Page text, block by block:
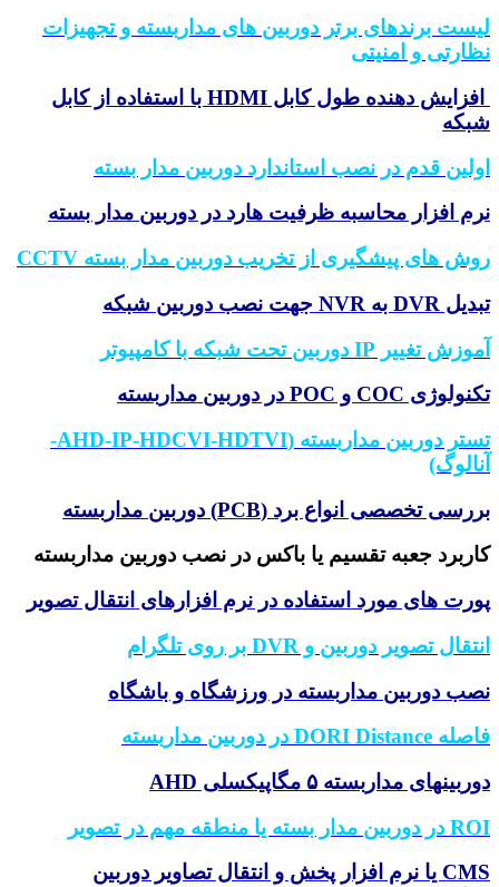
لیست برندهای برتر دوربین های مداربسته و تجهیزات
نظارتی و امنیتی
افزایش دهنده طول کابل HDMI با استفاده از کابل
شبکه
اولین قدم در نصب استاندارد دوربین مدار بسته
نرم افزار محاسبه ظرفیت هارد در دوربین مدار بسته
روش های پیشگیری از تخریب دوربین مدار بسته CCTV
تبدیل DVR به NVR جهت نصب دوربین شبکه
آموزش تغییر IP دوربین تحت شبکه با کامپیوتر
تکنولوژی COC و POC در دوربین مداربسته
تستر دوربین مداربسته (AHD-IP-HDCVI-HDTVI-
آنالوگ)
بررسی تخصصی انواع برد (PCB) دوربین مداربسته
کاربرد جعبه تقسیم یا باکس در نصب دوربین مداربسته
پورت های مورد استفاده در نرم افزارهای انتقال تصویر
انتقال تصویر دوربین و DVR بر روی تلگرام
نصب دوربین مداربسته در ورزشگاه و باشگاه
فاصله DORI Distance در دوربین مداربسته
دوربینهای مداربسته ۵ مگاپیکسلی AHD
ROI در دوربین مدار بسته یا منطقه مهم در تصویر
CMS یا نرم افزار پخش و انتقال تصاویر دوربین